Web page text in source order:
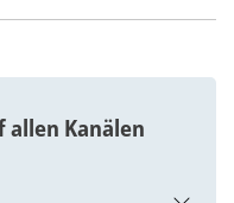
Kanälen